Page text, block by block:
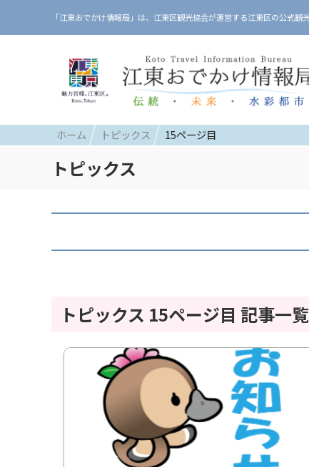
「江東おでかけ情報局」は、江東区観光協会が運営する江東区の公式観
ホーム トピックス 15ページ目
トピックス
トピックス 15ページ目 記事一覧